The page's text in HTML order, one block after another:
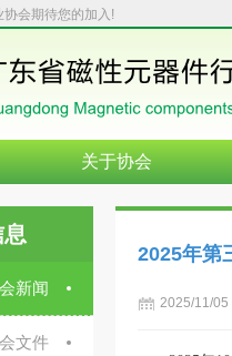
会期待您的加入!
关于协会
新闻
文件
2025年第
2025/11/05